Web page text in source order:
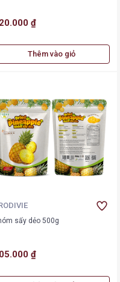
₫
Thêm vào giỏ
sấy dẻo 500g
₫